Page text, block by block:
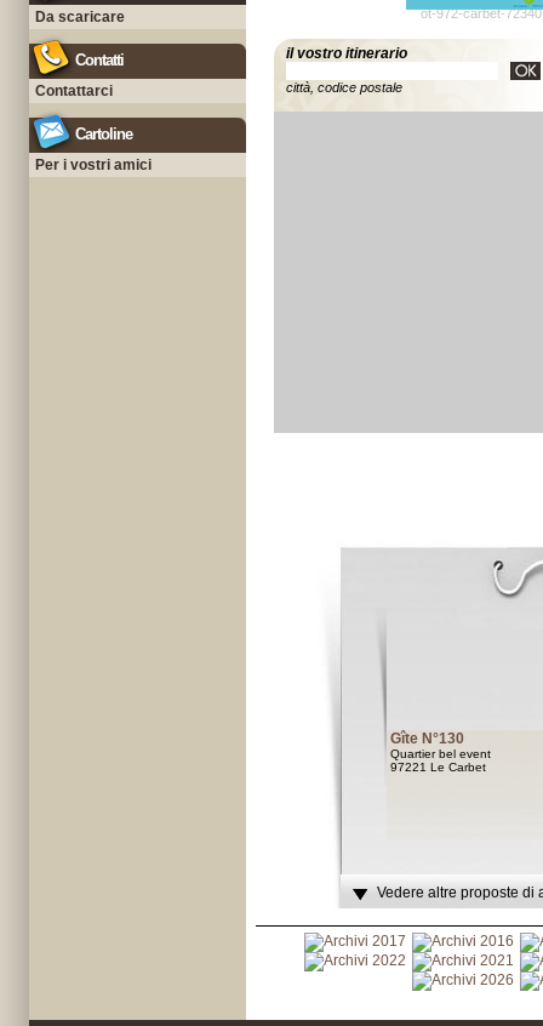
Da scaricare
Contatti
Contattarci
Cartoline
Per i vostri amici
ot-972-carbet-
il vostro itinerario
città, codice postale
Gîte N°130
Quartier bel event
97221 Le Carbet
Vedere altre proposte di